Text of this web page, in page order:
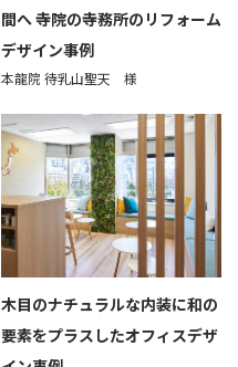
間へ 寺院の寺務所のリフォーム
デザイン事例
本龍院 待乳山聖天 様
木目のナチュラルな内装に和の
要素をプラスしたオフィスデザ